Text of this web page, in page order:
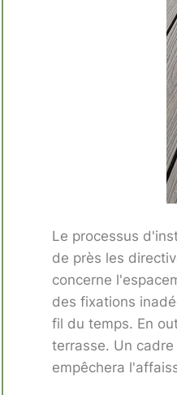
Le processus
de près les
concerne
des fixations
fil du temps. En
terrasse. Un
empêchera